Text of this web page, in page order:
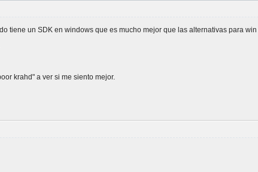
tiene un SDK en windows que es mucho mejor que las alternativas para
krahd" a ver si me siento mejor.